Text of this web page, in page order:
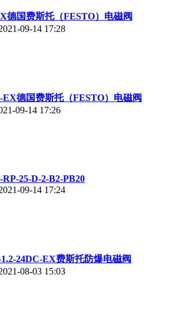
德国费斯托（FESTO）电磁阀
09-14 17:28
EX德国费斯托（FESTO）电磁阀
09-14 17:26
25-D-2-B2-PB20
09-14 17:24
24DC-EX费斯托防爆电磁阀
08-03 15:03